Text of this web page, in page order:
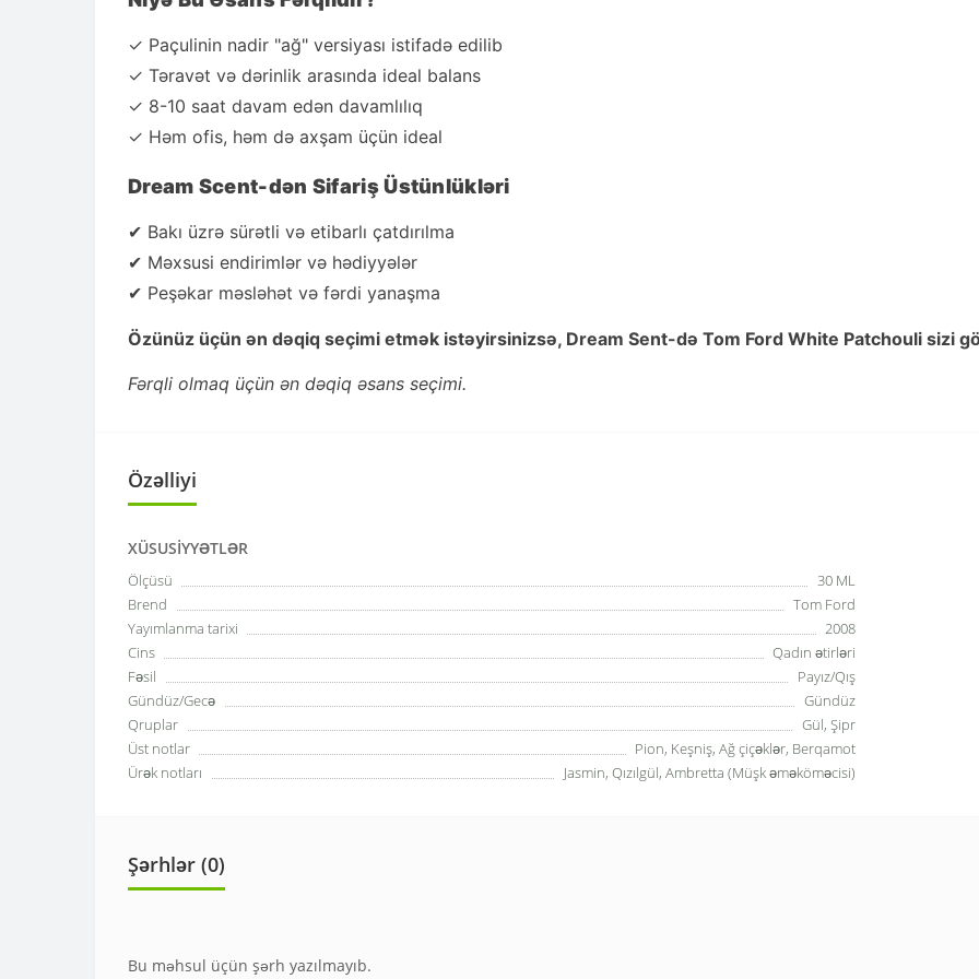
✓ Paçulinin nadir "ağ" versiyası istifadə edilib
✓ Təravət və dərinlik arasında ideal balans
✓ 8-10 saat davam edən davamlılıq
✓ Həm ofis, həm də axşam üçün ideal
Dream Scent-dən Sifariş Üstünlükləri
✔ Bakı üzrə sürətli və etibarlı çatdırılma
✔ Məxsusi endirimlər və hədiyyələr
✔ Peşəkar məsləhət və fərdi yanaşma
Özünüz üçün ən dəqiq seçimi etmək istəyirsinizsə, Dream Sent-də Tom Ford White Patchouli sizi
Fərqli olmaq üçün ən dəqiq əsans seçimi.
Özəlliyi
XÜSUSIYYƏTLƏR
Ölçüsü
30 ML
Brend
Tom Ford
Yayımlanma tarixi
2008
Cins
Qadın ətirləri
Fəsil
Payız/Qış
Gündüz/Gecə
Gündüz
Qruplar
Gül, Şipr
Üst notlar
Pion, Keşniş, Ağ çiçəklər, Berqamot
Ürək notları
Jasmin, Qızılgül, Ambretta (Müşk əməköməcisi)
Şərhlər (0)
Bu məhsul üçün şərh yazılmayıb.